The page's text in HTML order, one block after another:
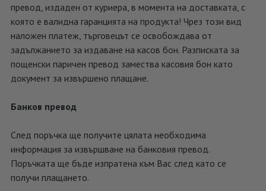
превод, издаден от куриера, в момента на доставката, с
която е валидна гаранцията на продукта! Чрез този вид
наложен платеж, търговецът се освобождава от
задължанието за издаване на касов бон. Разписката за
пощенски паричен превод замества касовия бон като
документ за извършено плащане.
Банков превод
След поръчка ще получите цялата необходима
информация за извършване на банковия превод.
Поръчката ще бъде изпратена към Вас след като се
получи плащането.